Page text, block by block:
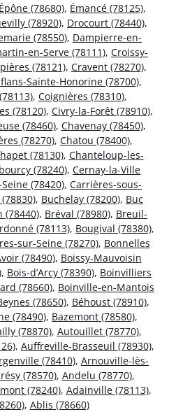
Épône (78680), Émancé (78125),
(78920), Drocourt (78440),
(78550), Dampierre-en-
en-Serve (78111), Croissy-
(78121), Cravent (78270),
Sainte-Honorine (78700),
, Coignières (78310),
(78120), Civry-la-Forêt (78910),
(78460), Chavenay (78450),
(78270), Chatou (78400),
(78130), Chanteloup-les-
(78240), Cernay-la-Ville
(78420), Carrières-sous-
, Buchelay (78200), Buc
(78440), Bréval (78980), Breuil-
(78113), Bougival (78380),
sur-Seine (78270), Bonnelles
(78490), Boissy-Mauvoisin
, Bois-d’Arcy (78390), Boinvilliers
(78660), Boinville-en-Mantois
(78650), Béhoust (78910),
(78490), Bazemont (78580),
(78870), Autouillet (78770),
, Auffreville-Brasseuil (78930),
(78410), Arnouville-lès-
(78570), Andelu (78770),
(78240), Adainville (78113),
, Ablis (78660)